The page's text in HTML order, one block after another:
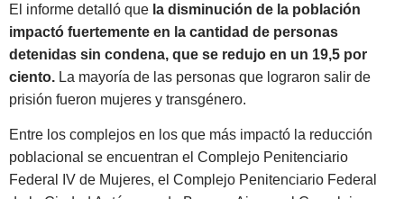
El informe detalló que la disminución de la población
impactó fuertemente en la cantidad de personas
detenidas sin condena, que se redujo en un 19,5 por
ciento. La mayoría de las personas que lograron salir de
prisión fueron mujeres y transgénero.
Entre los complejos en los que más impactó la reducción
poblacional se encuentran el Complejo Penitenciario
Federal IV de Mujeres, el Complejo Penitenciario Federal